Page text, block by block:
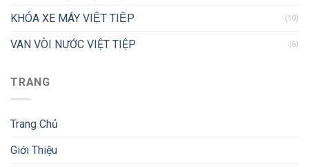
KHÓA XE MÁY VIỆT TIỆP (10)
VAN VÒI NƯỚC VIỆT TIỆP (6)
TRANG
Trang Chủ
Giới Thiệu